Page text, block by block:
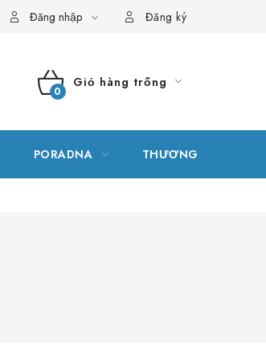
Vị trí Đơn hàng của tôi
Đăng nhập Đăng ký
GIỎ
Giỏ hàng trống
PORADNA THƯƠNG HIỆU